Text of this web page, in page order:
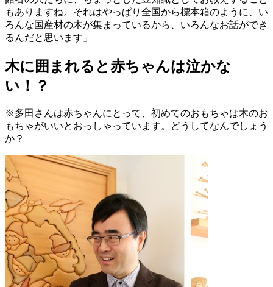
もありますね。それはやっぱり全国から標本箱のように、い
ろんな国産材の木が集まっているから、いろんなお話ができ
るんだと思います」
木に囲まれると赤ちゃんは泣かな
い！？
※多田さんは赤ちゃんにとって、初めてのおもちゃは木のお
もちゃがいいとおっしゃっています。どうしてなんでしょう
か？